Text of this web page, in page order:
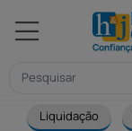
Liquidação